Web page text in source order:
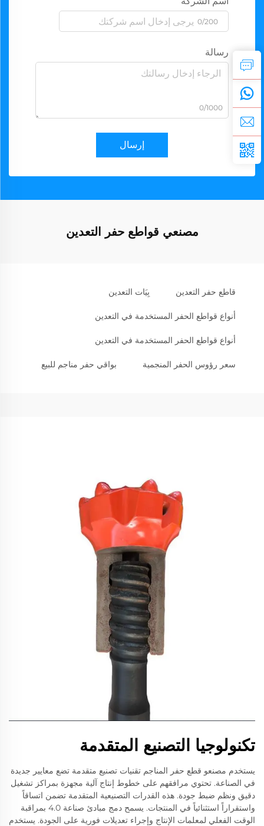
0/200
رسالة
0/1000
إرسال
مصنعي قواطع حفر التعدين
قاطع حفر التعدين بِيَات التعدين
أنواع قواطع الحفر المستخدمة في التعدين
أنواع قواطع الحفر المستخدمة في التعدين
سعر رؤوس الحفر المنجمية بواقي حفر مناجم للبيع
تكنولوجيا التصنيع المتقدمة
يستخدم مصنعو قطع حفر المناجم تقنيات تصنيع متقدمة تضع معايير جديدة
في الصناعة. تحتوي مرافقهم على خطوط إنتاج آلية مجهزة بمراكز تشغيل
دقيق ونظم ضبط جودة. هذه القدرات التصنيعية المتقدمة تضمن اتساقاً
واستقراراً استثنائياً في المنتجات. يسمح دمج مبادئ صناعة 4.0 بمراقبة
الوقت الفعلي لمعلمات الإنتاج وإجراء تعديلات فورية على الجودة. يستخدم